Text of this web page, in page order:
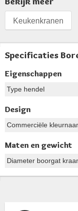
Keukenkranen
Specificaties
Eigenschappen
Type hendel
Design
Commerciële
Maten en gewicht
Diameter boorgat